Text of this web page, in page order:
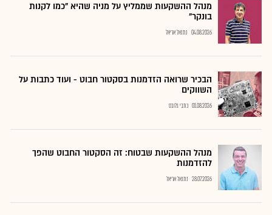
מנהל ההשקעות שממליץ על מניה שהיא "כמו לקנות
בונקר"
04.08.2026 נתנאל אריאל
הבכיר שרואה הזדמנות בסקטור חבוט - ועוד כתבות על
השווקים
01.08.2026 כתבי גלובס
מנהל ההשקעות שבטוח: זה הסקטור החבוט שהפך
להזדמנות
28.07.2026 נתנאל אריאל